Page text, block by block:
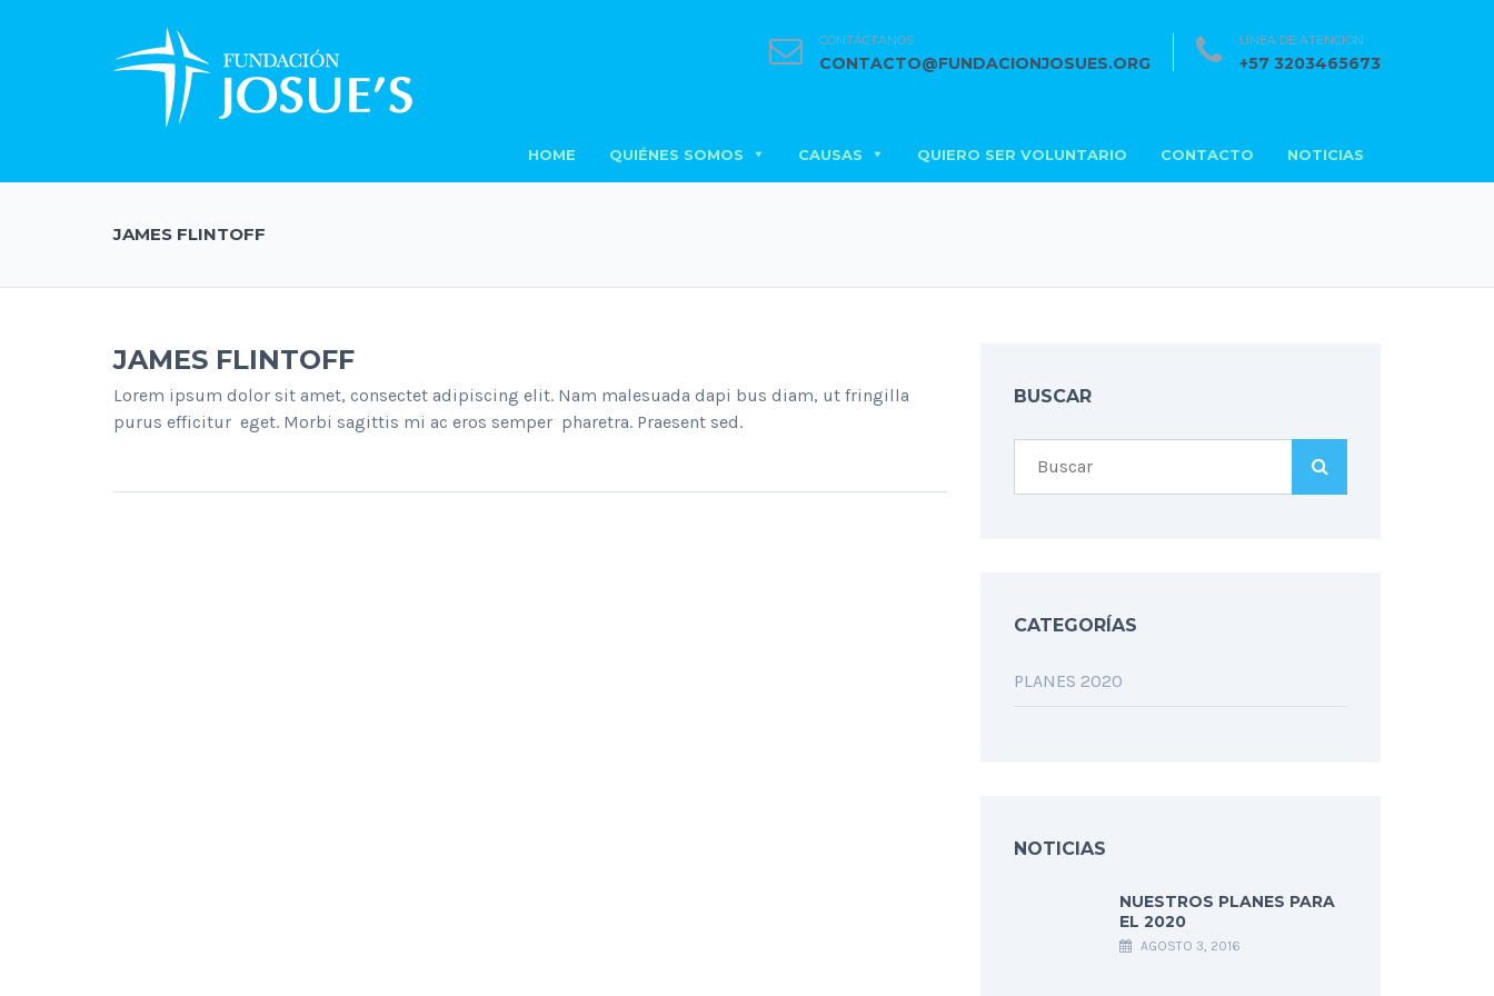
CONTÁCTANOS
CONTACTO@FUNDACIONJOSUES.ORG
LÍNEA DE ATENCIÓN
+57 3203465673
NOTICIAS
CONTACTO
QUIERO SER VOLUNTARIO
CAUSAS
QUIÉNES SOMOS
HOME
JAMES FLINTOFF
JAMES FLINTOFF
Lorem ipsum dolor sit amet, consectet adipiscing elit. Nam malesuada dapi bus diam, ut fringilla
purus efficitur eget. Morbi sagittis mi ac eros semper pharetra. Praesent sed.
BUSCAR
CATEGORÍAS
PLANES 2020
NOTICIAS
NUESTROS PLANES PARA
EL 2020
AGOSTO 3, 2016